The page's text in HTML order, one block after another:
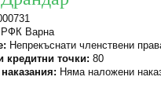
РФК Варна
Непрекъснати членствени
кредитни точки: 80
Няма наложени